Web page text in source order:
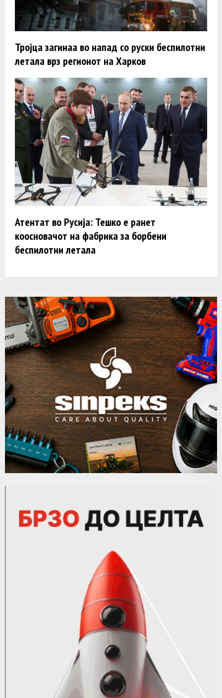
Тројца загинаa во напад со руски беспилотни
летала врз регионот на Харков
Атентат во Русија: Тешко е ранет
коосновачот на фабрика за борбени
беспилотни летала